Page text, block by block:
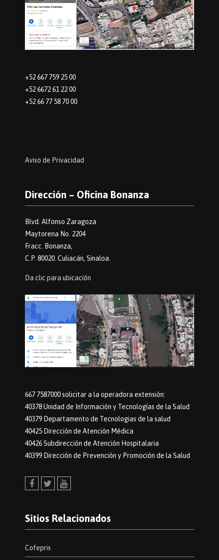
+52 667 759 25 00
+52 6672 61 22 00
+52 66 77 58 70 00
Aviso de Privacidad
Dirección – Oficina Bonanza
Blvd. Alfonso Zaragoza
Maytorena No. 2204
Fracc. Bonanza,
C.P. 80020. Culiacán, Sinaloa.
Da clic para ubicación
667 7587000 solicitar a la operadora extensión:
40378 Unidad de Información y Tecnologías de la Salud
40379 Departamento de Tecnologias de la salud
40425 Dirección de Atención Médica
40426 Subdirección de Atención Hospitalaria
40399 Dirección de Prevención y Promoción de la Salud
Sitios Relacionados
Cofepris